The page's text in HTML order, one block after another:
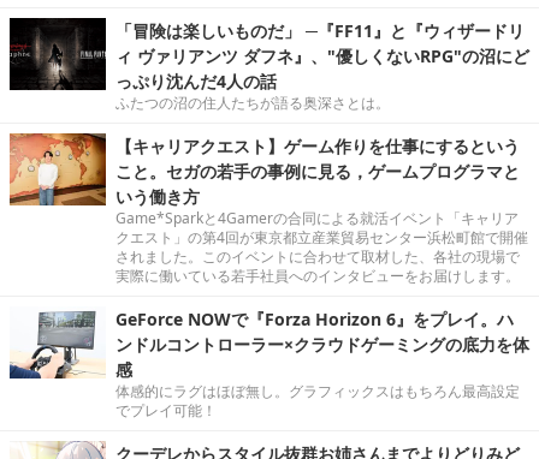
「冒険は楽しいものだ」 ─『FF11』と『ウィザードリ
ィ ヴァリアンツ ダフネ』、"優しくないRPG"の沼にど
っぷり沈んだ4人の話
ふたつの沼の住人たちが語る奥深さとは。
【キャリアクエスト】ゲーム作りを仕事にするという
こと。セガの若手の事例に見る，ゲームプログラマと
いう働き方
Game*Sparkと4Gamerの合同による就活イベント「キャリア
クエスト」の第4回が東京都立産業貿易センター浜松町館で開催
されました。このイベントに合わせて取材した、各社の現場で
実際に働いている若手社員へのインタビューをお届けします。
GeForce NOWで『Forza Horizon 6』をプレイ。ハ
ンドルコントローラー×クラウドゲーミングの底力を体
感
体感的にラグはほぼ無し。グラフィックスはもちろん最高設定
でプレイ可能！
クーデレからスタイル抜群お姉さんまでよりどりみど